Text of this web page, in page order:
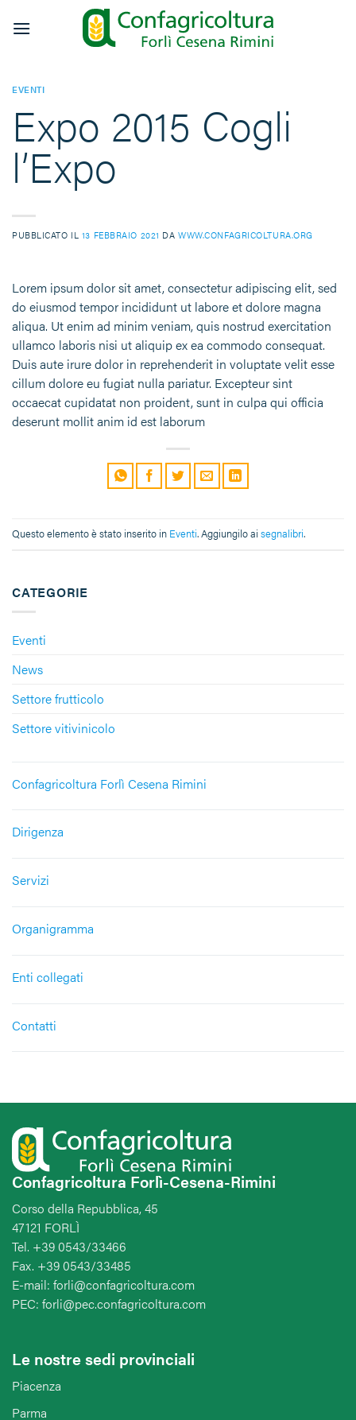
CATEGORIE
Eventi
News
Settore frutticolo
Settore vitivinicolo
Confagricoltura Forlì Cesena Rimini
Dirigenza
Servizi
Organigramma
Enti collegati
Contatti
EVENTI
Expo 2015 Cogli
l’Expo
PUBBLICATO IL 13 FEBBRAIO 2021 DAWWW.CONFAGRICOLTURA.ORG
Lorem ipsum dolor sit amet, consectetur adipiscing elit, sed
do eiusmod tempor incididunt ut labore et dolore magna
aliqua. Ut enim ad minim veniam, quis nostrud exercitation
ullamco laboris nisi ut aliquip ex ea commodo consequat.
Duis aute irure dolor in reprehenderit in voluptate velit esse
cillum dolore eu fugiat nulla pariatur. Excepteur sint
occaecat cupidatat non proident, sunt in culpa qui officia
deserunt mollit anim id est laborum
Questo elemento è stato inserito in Eventi. Aggiungilo ai segnalibri.
Confagricoltura Forlì-Cesena-Rimini
Corso della Repubblica, 45
47121 FORLÌ
Tel. +39 0543/33466
Fax. +39 0543/33485
E-mail: forli@confagricoltura.com
PEC: forli@pec.confagricoltura.com
Le nostre sedi provinciali
Piacenza
Parma